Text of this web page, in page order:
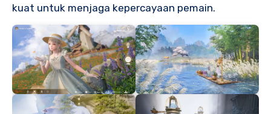
kuat untuk menjaga kepercayaan pemain.